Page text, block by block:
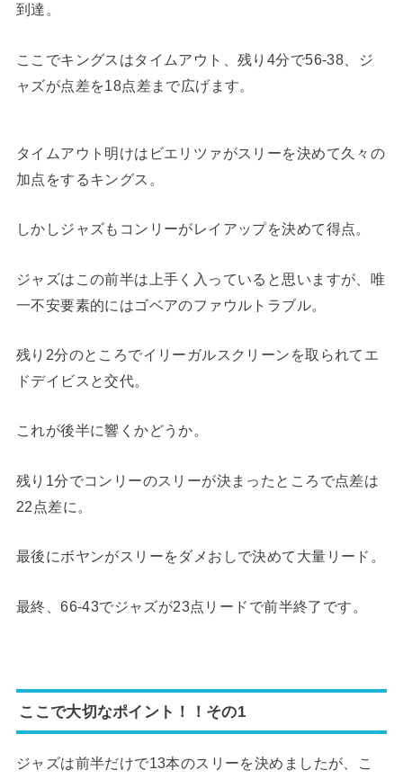
到達。
ここでキングスはタイムアウト、残り4分で56-38、ジ
ャズが点差を18点差まで広げます。
タイムアウト明けはビエリツァがスリーを決めて久々の
加点をするキングス。
しかしジャズもコンリーがレイアップを決めて得点。
ジャズはこの前半は上手く入っていると思いますが、唯
一不安要素的にはゴベアのファウルトラブル。
残り2分のところでイリーガルスクリーンを取られてエ
ドデイビスと交代。
これが後半に響くかどうか。
残り1分でコンリーのスリーが決まったところで点差は
22点差に。
最後にボヤンがスリーをダメおしで決めて大量リード。
最終、66-43でジャズが23点リードで前半終了です。
ここで大切なポイント！！その1
ジャズは前半だけで13本のスリーを決めましたが、こ